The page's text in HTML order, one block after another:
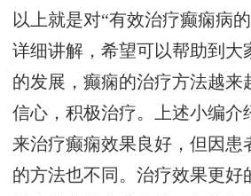
以上就是对“有效治疗癫痫病
详细讲解，希望可以帮助到大
的发展，癫痫的治疗方法越来
信心，积极治疗。上述小编介
来治疗癫痫效果良好，但因患
的方法也不同。治疗效果更好